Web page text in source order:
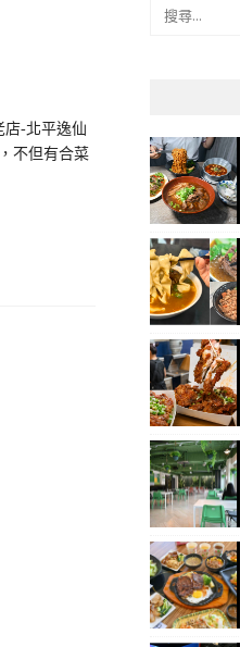
店-北平逸仙
不但有合菜